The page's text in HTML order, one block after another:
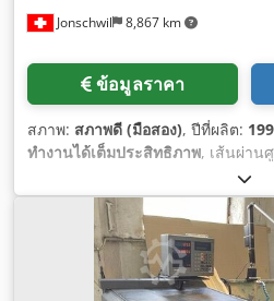
Jonschwil 8,867 km
ข้อมูลราคา
สภาพ: สภาพดี (มือสอง), ปีที่ผลิต:
ทำงานได้เต็มประสิทธิภาพ, เส้นผ่าน
, ความ
กว้างตรงกลาง:1,500 มม, จังหวะป
ผ่านศูนย์กลางควิล:75 มม, ความยา
กว้างทั้งหมด:1,200 มม, ความสูงรวม:
1,600 รอบ/นาที, ความเร็ว
2,300 กก.,